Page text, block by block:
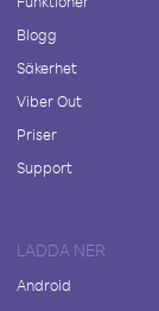
Blogg
Säkerhet
Viber Out
Priser
Support
LADDA NER
Android